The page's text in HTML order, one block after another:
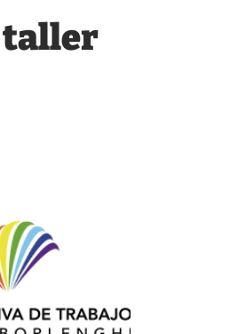
taller